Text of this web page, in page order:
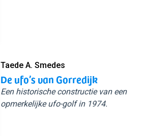
Taede A. Smedes
De ufo’s van Gorredijk
Een historische constructie van een
opmerkelijke ufo-golf in 1974.